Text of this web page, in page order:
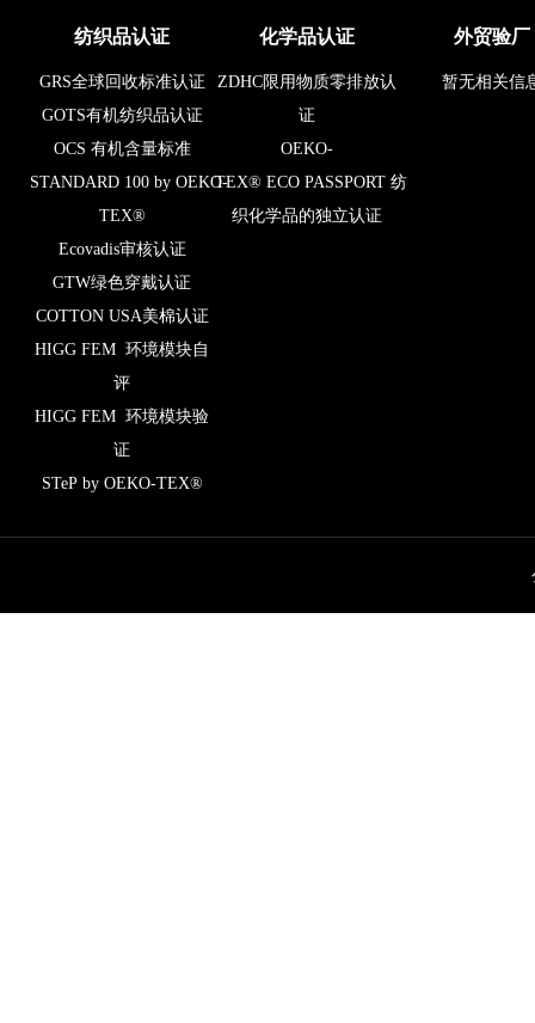
纺织品认证
GRS全球回收标准认证
GOTS有机纺织品认证
OCS 有机含量标准
STANDARD 100 by OEKO-
TEX®
Ecovadis审核认证
GTW绿色穿戴认证
COTTON USA美棉认证
HIGG FEM 环境模块自
评
HIGG FEM 环境模块验
证
STeP by OEKO-TEX®
化学品认证
ZDHC限用物质零排放认
证
OEKO-
TEX® ECO PASSPORT 纺
织化学品的独立认证
外贸验厂
暂无相关信